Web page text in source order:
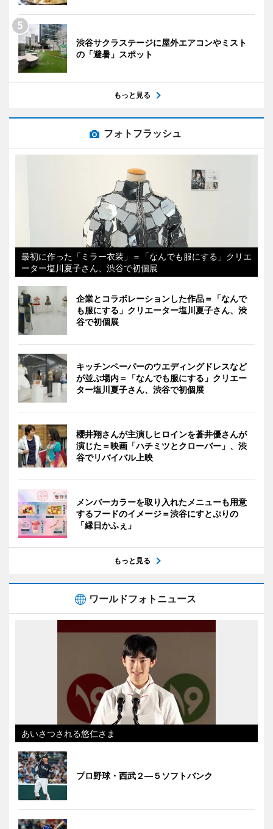
渋谷サクラステージに屋外エアコンやミスト
の「避暑」スポット
もっと見る
フォトフラッシュ
最初に作った「ミラー衣装」＝「なんでも服にする」クリエ
ーター塩川夏子さん、渋谷で初個展
企業とコラボレーションした作品＝「なんで
も服にする」クリエーター塩川夏子さん、渋
谷で初個展
キッチンペーパーのウエディングドレスなど
が並ぶ場内＝「なんでも服にする」クリエー
ター塩川夏子さん、渋谷で初個展
櫻井翔さんが主演しヒロインを蒼井優さんが
演じた＝映画「ハチミツとクローバー」、渋
谷でリバイバル上映
メンバーカラーを取り入れたメニューも用意
するフードのイメージ＝渋谷にすとぷりの
「縁日かふぇ」
もっと見る
ワールドフォトニュース
あいさつされる悠仁さま
プロ野球・西武２―５ソフトバンク